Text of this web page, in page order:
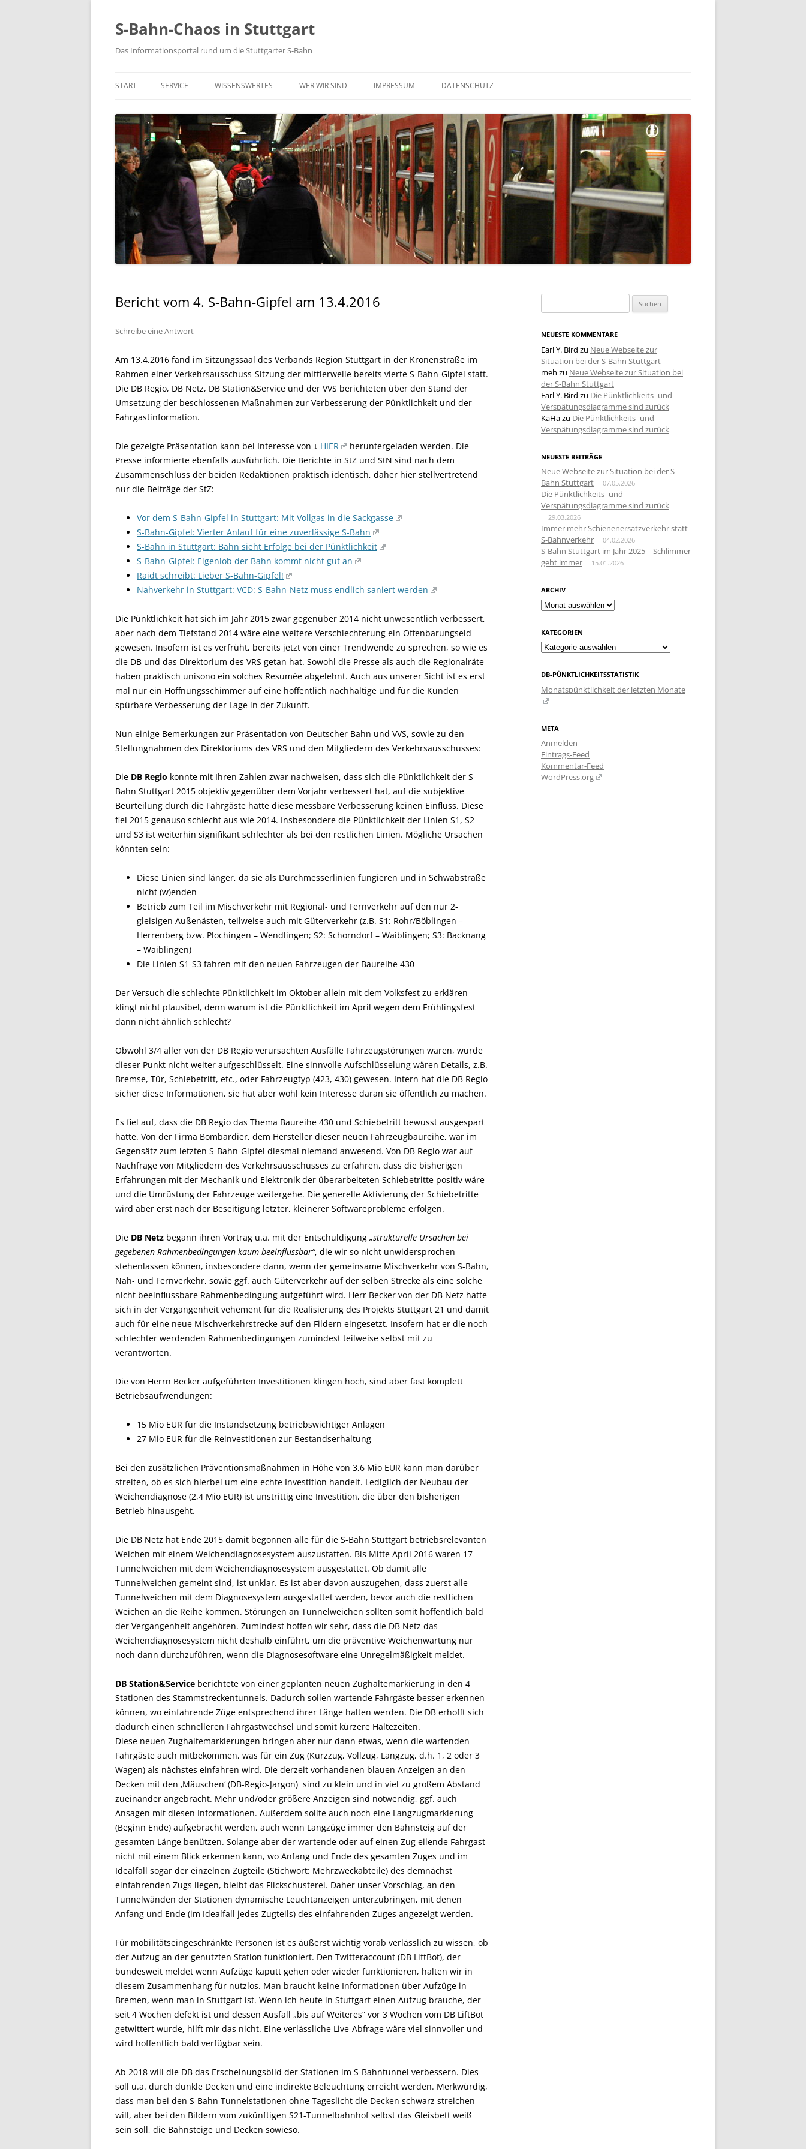
S-Bahn-Chaos in Stuttgart
Das Informationsportal rund um die Stuttgarter S-Bahn
START SERVICE WISSENSWERTES WER WIR SIND IMPRESSUM DATENSCHUTZ
Bericht vom 4. S-Bahn-Gipfel am 13.4.2016
Schreibe eine Antwort
Am 13.4.2016 fand im Sitzungssaal des Verbands Region Stuttgart in der Kronenstraße im
Rahmen einer Verkehrsausschuss-Sitzung der mittlerweile bereits vierte S-Bahn-Gipfel statt.
Die DB Regio, DB Netz, DB Station&Service und der VVS berichteten über den Stand der
Umsetzung der beschlossenen Maßnahmen zur Verbesserung der Pünktlichkeit und der
Fahrgastinformation.
Die gezeigte Präsentation kann bei Interesse von ↓ HIER
heruntergeladen werden. Die
Presse informierte ebenfalls ausführlich. Die Berichte in StZ und StN sind nach dem
Zusammenschluss der beiden Redaktionen praktisch identisch, daher hier stellvertretend
nur die Beiträge der StZ:
Vor dem S-Bahn-Gipfel in Stuttgart: Mit Vollgas in die Sackgasse
S-Bahn-Gipfel: Vierter Anlauf für eine zuverlässige S-Bahn
S-Bahn in Stuttgart: Bahn sieht Erfolge bei der Pünktlichkeit
S-Bahn-Gipfel: Eigenlob der Bahn kommt nicht gut an
Raidt schreibt: Lieber S-Bahn-Gipfel!
Nahverkehr in Stuttgart: VCD: S-Bahn-Netz muss endlich saniert werden
Die Pünktlichkeit hat sich im Jahr 2015 zwar gegenüber 2014 nicht unwesentlich verbessert,
aber nach dem Tiefstand 2014 wäre eine weitere Verschlechterung ein Offenbarungseid
gewesen. Insofern ist es verfrüht, bereits jetzt von einer Trendwende zu sprechen, so wie es
die DB und das Direktorium des VRS getan hat. Sowohl die Presse als auch die Regionalräte
haben praktisch unisono ein solches Resumée abgelehnt. Auch aus unserer Sicht ist es erst
mal nur ein Hoffnungsschimmer auf eine hoffentlich nachhaltige und für die Kunden
spürbare Verbesserung der Lage in der Zukunft.
Nun einige Bemerkungen zur Präsentation von Deutscher Bahn und VVS, sowie zu den
Stellungnahmen des Direktoriums des VRS und den Mitgliedern des Verkehrsausschusses:
Die DB Regio konnte mit Ihren Zahlen zwar nachweisen, dass sich die Pünktlichkeit der S-
Bahn Stuttgart 2015 objektiv gegenüber dem Vorjahr verbessert hat, auf die subjektive
Beurteilung durch die Fahrgäste hatte diese messbare Verbesserung keinen Einfluss. Diese
fiel 2015 genauso schlecht aus wie 2014. Insbesondere die Pünktlichkeit der Linien S1, S2
und S3 ist weiterhin signifikant schlechter als bei den restlichen Linien. Mögliche Ursachen
könnten sein:
Diese Linien sind länger, da sie als Durchmesserlinien fungieren und in Schwabstraße
nicht (w)enden
Betrieb zum Teil im Mischverkehr mit Regional- und Fernverkehr auf den nur 2-
gleisigen Außenästen, teilweise auch mit Güterverkehr (z.B. S1: Rohr/Böblingen –
Herrenberg bzw. Plochingen – Wendlingen; S2: Schorndorf – Waiblingen; S3: Backnang
– Waiblingen)
Die Linien S1-S3 fahren mit den neuen Fahrzeugen der Baureihe 430
Der Versuch die schlechte Pünktlichkeit im Oktober allein mit dem Volksfest zu erklären
klingt nicht plausibel, denn warum ist die Pünktlichkeit im April wegen dem Frühlingsfest
dann nicht ähnlich schlecht?
Obwohl 3/4 aller von der DB Regio verursachten Ausfälle Fahrzeugstörungen waren, wurde
dieser Punkt nicht weiter aufgeschlüsselt. Eine sinnvolle Aufschlüsselung wären Details, z.B.
Bremse, Tür, Schiebetritt, etc., oder Fahrzeugtyp (423, 430) gewesen. Intern hat die DB Regio
sicher diese Informationen, sie hat aber wohl kein Interesse daran sie öffentlich zu machen.
Es fiel auf, dass die DB Regio das Thema Baureihe 430 und Schiebetritt bewusst ausgespart
hatte. Von der Firma Bombardier, dem Hersteller dieser neuen Fahrzeugbaureihe, war im
Gegensätz zum letzten S-Bahn-Gipfel diesmal niemand anwesend. Von DB Regio war auf
Nachfrage von Mitgliedern des Verkehrsausschusses zu erfahren, dass die bisherigen
Erfahrungen mit der Mechanik und Elektronik der überarbeiteten Schiebetritte positiv wäre
und die Umrüstung der Fahrzeuge weitergehe. Die generelle Aktivierung der Schiebetritte
wird aber erst nach der Beseitigung letzter, kleinerer Softwareprobleme erfolgen.
Die DB Netz begann ihren Vortrag u.a. mit der Entschuldigung „strukturelle Ursachen bei
gegebenen Rahmenbedingungen kaum beeinflussbar“, die wir so nicht unwidersprochen
stehenlassen können, insbesondere dann, wenn der gemeinsame Mischverkehr von S-Bahn,
Nah- und Fernverkehr, sowie ggf. auch Güterverkehr auf der selben Strecke als eine solche
nicht beeinflussbare Rahmenbedingung aufgeführt wird. Herr Becker von der DB Netz hatte
sich in der Vergangenheit vehement für die Realisierung des Projekts Stuttgart 21 und damit
auch für eine neue Mischverkehrstrecke auf den Fildern eingesetzt. Insofern hat er die noch
schlechter werdenden Rahmenbedingungen zumindest teilweise selbst mit zu
verantworten.
Die von Herrn Becker aufgeführten Investitionen klingen hoch, sind aber fast komplett
Betriebsaufwendungen:
15 Mio EUR für die Instandsetzung betriebswichtiger Anlagen
27 Mio EUR für die Reinvestitionen zur Bestandserhaltung
Bei den zusätzlichen Präventionsmaßnahmen in Höhe von 3,6 Mio EUR kann man darüber
streiten, ob es sich hierbei um eine echte Investition handelt. Lediglich der Neubau der
Weichendiagnose (2,4 Mio EUR) ist unstrittig eine Investition, die über den bisherigen
Betrieb hinausgeht.
Die DB Netz hat Ende 2015 damit begonnen alle für die S-Bahn Stuttgart betriebsrelevanten
Weichen mit einem Weichendiagnosesystem auszustatten. Bis Mitte April 2016 waren 17
Tunnelweichen mit dem Weichendiagnosesystem ausgestattet. Ob damit alle
Tunnelweichen gemeint sind, ist unklar. Es ist aber davon auszugehen, dass zuerst alle
Tunnelweichen mit dem Diagnosesystem ausgestattet werden, bevor auch die restlichen
Weichen an die Reihe kommen. Störungen an Tunnelweichen sollten somit hoffentlich bald
der Vergangenheit angehören. Zumindest hoffen wir sehr, dass die DB Netz das
Weichendiagnosesystem nicht deshalb einführt, um die präventive Weichenwartung nur
noch dann durchzuführen, wenn die Diagnosesoftware eine Unregelmäßigkeit meldet.
DB Station&Service berichtete von einer geplanten neuen Zughaltemarkierung in den 4
Stationen des Stammstreckentunnels. Dadurch sollen wartende Fahrgäste besser erkennen
können, wo einfahrende Züge entsprechend ihrer Länge halten werden. Die DB erhofft sich
dadurch einen schnelleren Fahrgastwechsel und somit kürzere Haltezeiten.
Diese neuen Zughaltemarkierungen bringen aber nur dann etwas, wenn die wartenden
Fahrgäste auch mitbekommen, was für ein Zug (Kurzzug, Vollzug, Langzug, d.h. 1, 2 oder 3
Wagen) als nächstes einfahren wird. Die derzeit vorhandenen blauen Anzeigen an den
Decken mit den ‚Mäuschen‘ (DB-Regio-Jargon) sind zu klein und in viel zu großem Abstand
zueinander angebracht. Mehr und/oder größere Anzeigen sind notwendig, ggf. auch
Ansagen mit diesen Informationen. Außerdem sollte auch noch eine Langzugmarkierung
(Beginn Ende) aufgebracht werden, auch wenn Langzüge immer den Bahnsteig auf der
gesamten Länge benützen. Solange aber der wartende oder auf einen Zug eilende Fahrgast
nicht mit einem Blick erkennen kann, wo Anfang und Ende des gesamten Zuges und im
Idealfall sogar der einzelnen Zugteile (Stichwort: Mehrzweckabteile) des demnächst
einfahrenden Zugs liegen, bleibt das Flickschusterei. Daher unser Vorschlag, an den
Tunnelwänden der Stationen dynamische Leuchtanzeigen unterzubringen, mit denen
Anfang und Ende (im Idealfall jedes Zugteils) des einfahrenden Zuges angezeigt werden.
Für mobilitätseingeschränkte Personen ist es äußerst wichtig vorab verlässlich zu wissen, ob
der Aufzug an der genutzten Station funktioniert. Den Twitteraccount (DB LiftBot), der
bundesweit meldet wenn Aufzüge kaputt gehen oder wieder funktionieren, halten wir in
diesem Zusammenhang für nutzlos. Man braucht keine Informationen über Aufzüge in
Bremen, wenn man in Stuttgart ist. Wenn ich heute in Stuttgart einen Aufzug brauche, der
seit 4 Wochen defekt ist und dessen Ausfall „bis auf Weiteres“ vor 3 Wochen vom DB LiftBot
getwittert wurde, hilft mir das nicht. Eine verlässliche Live-Abfrage wäre viel sinnvoller und
wird hoffentlich bald verfügbar sein.
Ab 2018 will die DB das Erscheinungsbild der Stationen im S-Bahntunnel verbessern. Dies
soll u.a. durch dunkle Decken und eine indirekte Beleuchtung erreicht werden. Merkwürdig,
dass man bei den S-Bahn Tunnelstationen ohne Tageslicht die Decken schwarz streichen
will, aber bei den Bildern vom zukünftigen S21-Tunnelbahnhof selbst das Gleisbett weiß
sein soll, die Bahnsteige und Decken sowieso.
nach:
NEUESTE KOMMENTARE
Earl Y. Bird zu Neue Webseite zur
Situation bei der S-Bahn Stuttgart
meh zu Neue Webseite zur Situation bei
der S-Bahn Stuttgart
Earl Y. Bird zu Die Pünktlichkeits- und
Verspätungsdiagramme sind zurück
KaHazu Die Pünktlichkeits- und
Verspätungsdiagramme sind zurück
NEUESTE BEITRÄGE
Neue Webseite zur Situation bei der S-
Bahn Stuttgart
07.05.2026
Die Pünktlichkeits- und
Verspätungsdiagramme sind zurück
29.03.2026
Immer mehr Schienenersatzverkehr statt
S-Bahnverkehr
04.02.2026
S-Bahn Stuttgart im Jahr 2025 – Schlimmer
geht immer
15.01.2026
ARCHIV
Archiv
KATEGORIEN
Kategorien
DB-PÜNKTLICHKEITSSTATISTIK
Monatspünktlichkeit der letzten Monate
META
Anmelden
Eintrags-Feed
Kommentar-Feed
WordPress.org